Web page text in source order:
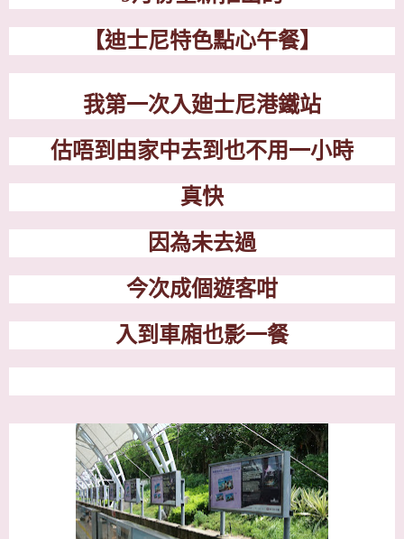
【迪士尼特色點心午餐】
我第一次入廸士尼港鐵站
估唔到由家中去到也不用一小時
真快
因為未去過
今次成個遊客咁
入到車廂也影一餐